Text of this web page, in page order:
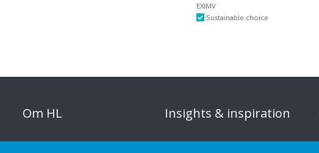
EXIMV
Sustainable choice
Om HL
Organisation
Insights & inspiration